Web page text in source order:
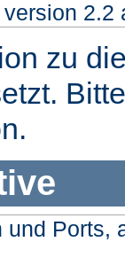
2.2
zu
und Ports,